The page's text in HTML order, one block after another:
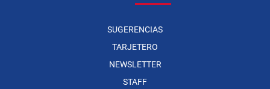
SUGERENCIAS
TARJETERO
NEWSLETTER
STAFF